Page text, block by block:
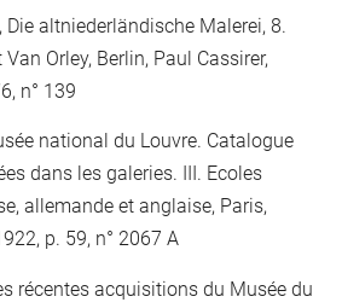
Die altniederländische Malerei, 8.
Orley, Berlin, Paul Cassirer,
n° 139
national du Louvre. Catalogue
dans les galeries. III. Ecoles
allemande et anglaise, Paris,
p. 59, n° 2067 A
récentes acquisitions du Musée du